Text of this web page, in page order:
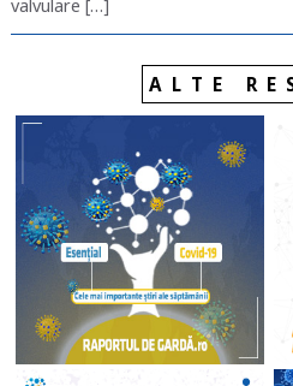
valvulare […]
ALTE